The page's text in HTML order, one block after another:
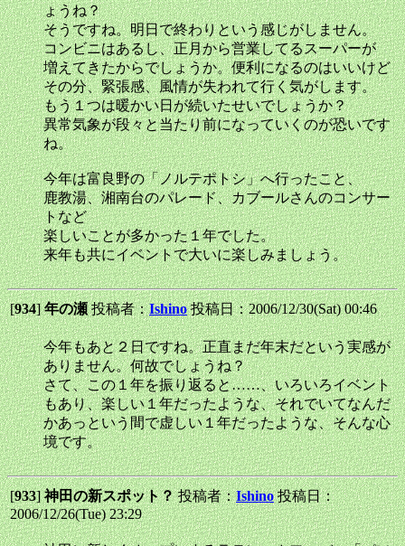
ょうね？
そうですね。明日で終わりという感じがしません。
コンビニはあるし、正月から営業してるスーパーが
増えてきたからでしょうか。便利になるのはいいけど
その分、緊張感、風情が失われて行く気がします。
もう１つは暖かい日が続いたせいでしょうか？
異常気象が段々と当たり前になっていくのが恐いです
ね。
今年は富良野の「ノルテポトシ」へ行ったこと、
鹿教湯、湘南台のパレード、カブールさんのコンサー
トなど
楽しいことが多かった１年でした。
来年も共にイベントで大いに楽しみましょう。
[934]年の瀬投稿者：Ishino 投稿日：2006/12/30(Sat) 00:46
今年もあと２日ですね。正直まだ年末だという実感が
ありません。何故でしょうね？
さて、この１年を振り返ると……、いろいろイベント
もあり、楽しい１年だったような、それでいてなんだ
かあっという間で虚しい１年だったような、そんな心
境です。
[933]神田の新スポット？投稿者：Ishino 投稿日：
2006/12/26(Tue) 23:29